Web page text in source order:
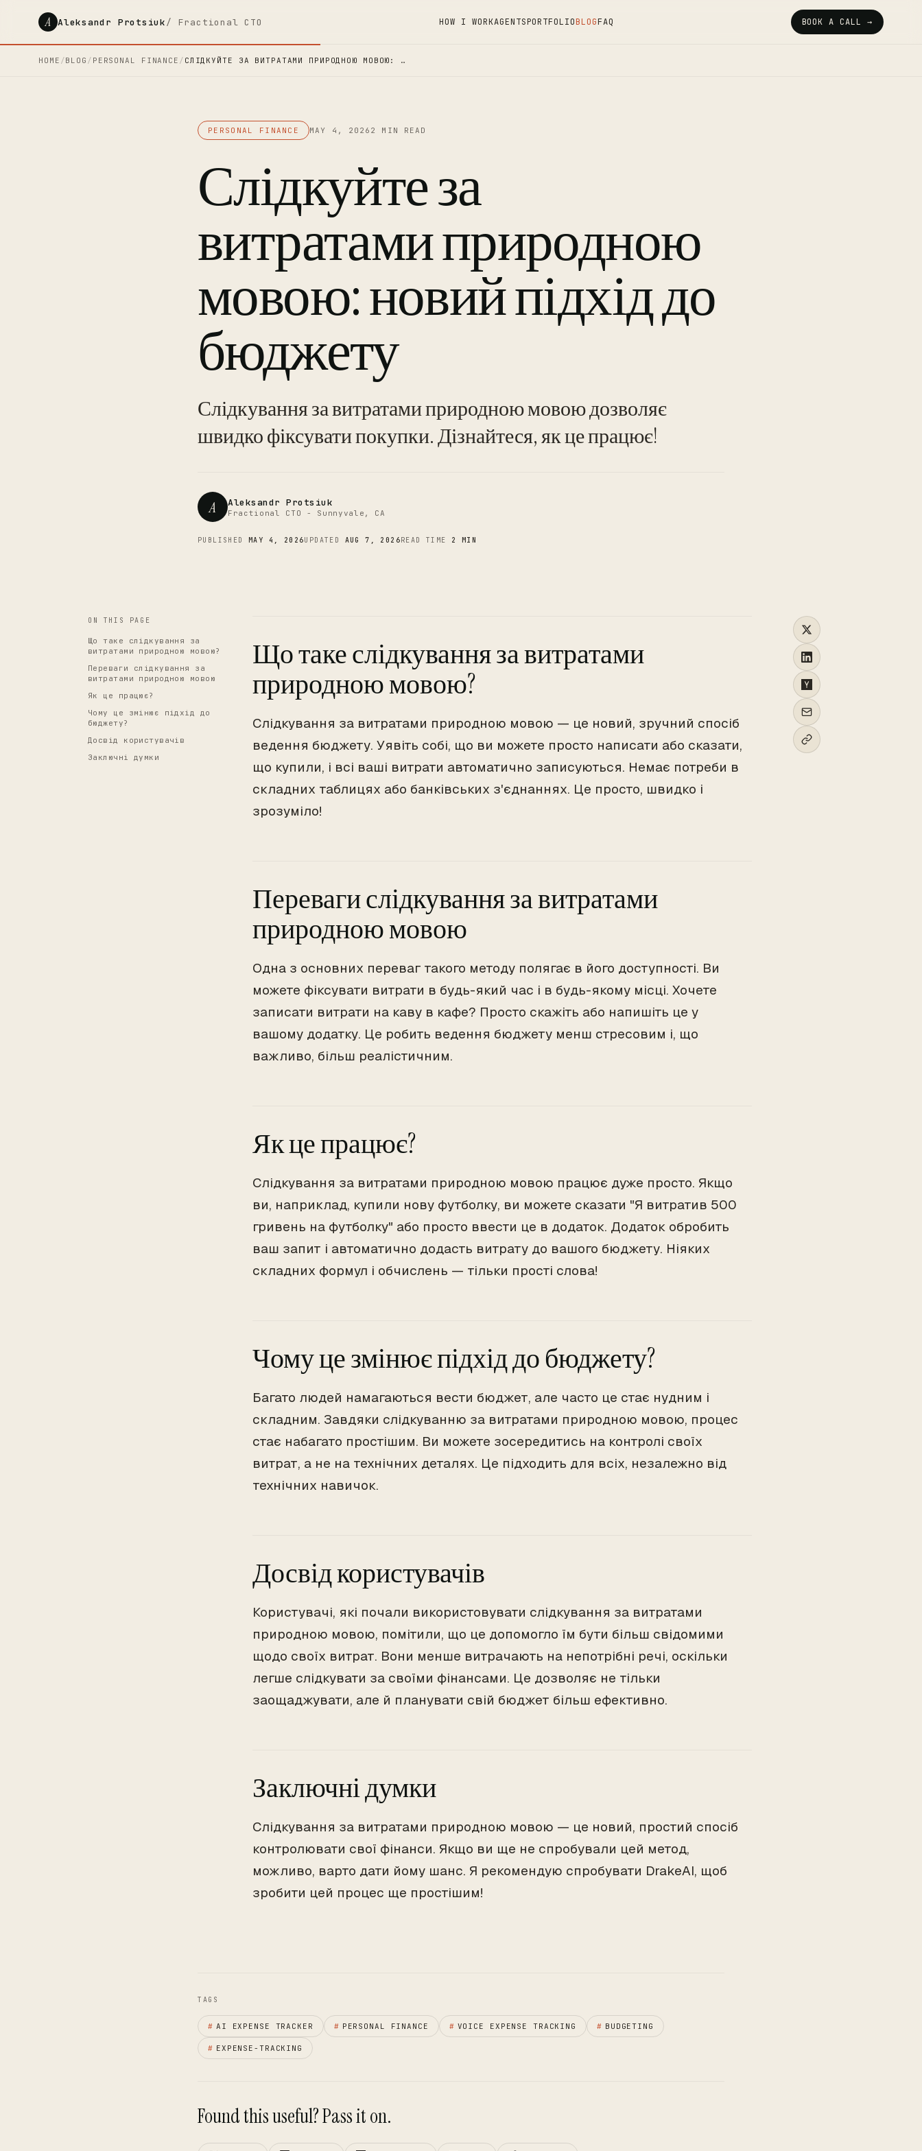
A Aleksandr Protsiuk/ Fractional CTO HOW I WORKAGENTSPORTFOLIOBLOGFAQ BOOK A CALL →
HOME /BLOG / PERSONAL FINANCE / СЛІДКУЙТЕ ЗА ВИТРАТАМИ ПРИРОДНОЮ МОВОЮ: …
PERSONAL FINANCE MAY 4, 2026 2 MIN READ
Слідкуйте за
витратами природною
мовою: новий підхід до
бюджету
Слідкування за витратами природною мовою дозволяє
швидко фіксувати покупки. Дізнайтеся, як це працює!
A Aleksandr Protsiuk
Fractional CTO - Sunnyvale, CA
PUBLISHED MAY 4, 2026UPDATED AUG 7, 2026READ TIME 2 MIN
CTO
ON THIS PAGE
Що таке слідкування за
витратами природною мовою?
Переваги слідкування за
витратами природною мовою
Як це працює?
Чому це змінює підхід до
бюджету?
Досвід користувачів
Заключні думки
Що таке слідкування за витратами
природною мовою?
Слідкування за витратами природною мовою — це новий, зручний спосіб
ведення бюджету. Уявіть собі, що ви можете просто написати або сказати,
що купили, і всі ваші витрати автоматично записуються. Немає потреби в
складних таблицях або банківських з'єднаннях. Це просто, швидко і
зрозуміло!
Переваги слідкування за витратами
природною мовою
Одна з основних переваг такого методу полягає в його доступності. Ви
можете фіксувати витрати в будь-який час і в будь-якому місці. Хочете
записати витрати на каву в кафе? Просто скажіть або напишіть це у
вашому додатку. Це робить ведення бюджету менш стресовим і, що
важливо, більш реалістичним.
Як це працює?
Слідкування за витратами природною мовою працює дуже просто. Якщо
ви, наприклад, купили нову футболку, ви можете сказати "Я витратив 500
гривень на футболку" або просто ввести це в додаток. Додаток обробить
ваш запит і автоматично додасть витрату до вашого бюджету. Ніяких
складних формул і обчислень — тільки прості слова!
Чому це змінює підхід до бюджету?
Багато людей намагаються вести бюджет, але часто це стає нудним і
складним. Завдяки слідкуванню за витратами природною мовою, процес
стає набагато простішим. Ви можете зосередитись на контролі своїх
витрат, а не на технічних деталях. Це підходить для всіх, незалежно від
технічних навичок.
Досвід користувачів
Користувачі, які почали використовувати слідкування за витратами
природною мовою, помітили, що це допомогло їм бути більш свідомими
щодо своїх витрат. Вони менше витрачають на непотрібні речі, оскільки
легше слідкувати за своїми фінансами. Це дозволяє не тільки
заощаджувати, але й планувати свій бюджет більш ефективно.
Заключні думки
Слідкування за витратами природною мовою — це новий, простий спосіб
контролювати свої фінанси. Якщо ви ще не спробували цей метод,
можливо, варто дати йому шанс. Я рекомендую спробувати DrakeAI, щоб
зробити цей процес ще простішим!
TAGS
# AI EXPENSE TRACKER # PERSONAL FINANCE # VOICE EXPENSE TRACKING # BUDGETING
# EXPENSE-TRACKING
Found this useful? Pass it on.